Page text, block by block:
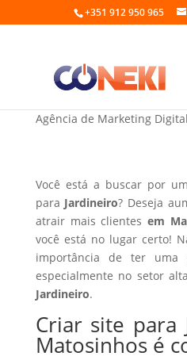
+351 912 950 965
Criar site para
Agência de Marketing
Você está a buscar por
para Jardineiro? Deseja
atrair mais clientesem
você está no lugar certo!
importância de ter uma
especialmente no setor
Jardineiro.
Criar site para
Matosinhos é